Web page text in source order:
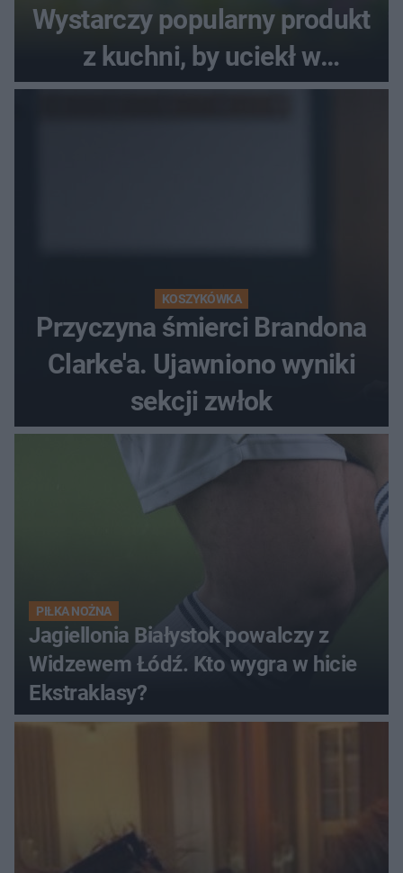
Wystarczy popularny produkt
z kuchni, by uciekł w
popłochu
KOSZYKÓWKA
Przyczyna śmierci Brandona
Clarke'a. Ujawniono wyniki
sekcji zwłok
PIŁKA NOŻNA
Jagiellonia Białystok powalczy z
Widzewem Łódź. Kto wygra w hicie
Ekstraklasy?